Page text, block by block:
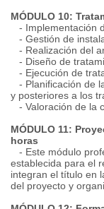
MÓDULO 10:
- Implementación
- Gestión de
- Realización del
- Diseño de
- Ejecución de
- Planificación de
y posteriores a los
- Valoración de la
MÓDULO 11:
horas
- Este módulo
establecida para el
integran el título en
del proyecto y